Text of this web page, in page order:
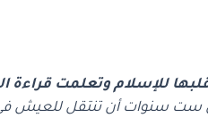
للإسلام وتعلمت قراءة
ست سنوات أن تنتقل للعيش في